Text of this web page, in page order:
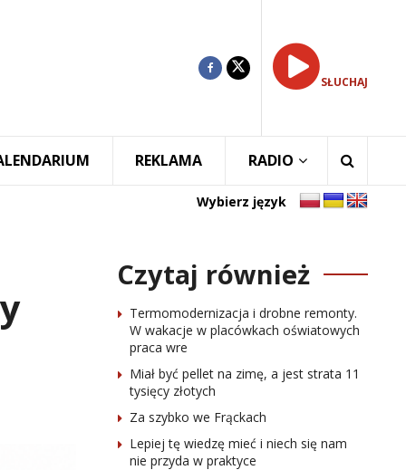
SŁUCHAJ
REKLAMA RADIO
Wybierz język
Czytaj również
Termomodernizacja i drobne remonty.
W wakacje w placówkach oświatowych
praca wre
Miał być pellet na zimę, a jest strata 11
tysięcy złotych
Za szybko we Frąckach
Lepiej tę wiedzę mieć i niech się nam
nie przyda w praktyce